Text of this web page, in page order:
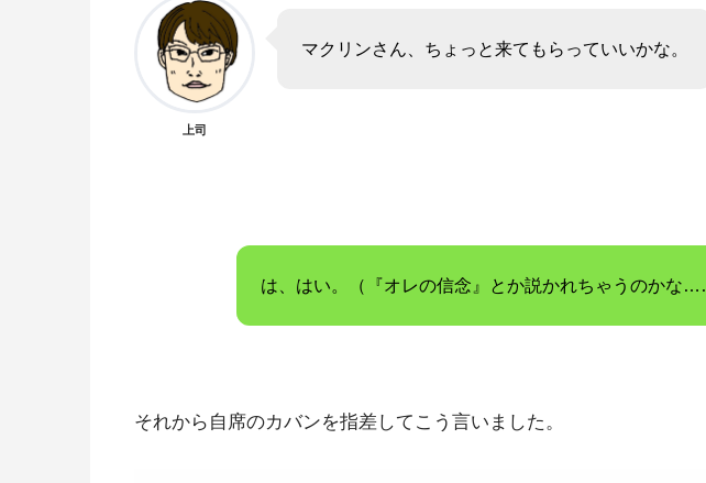
上司
マクリンさん、ちょっと来てもらっていいかな。
は、はい。（『オレの信念』とか説かれちゃうのかな
それから自席のカバンを指差してこう言いました。